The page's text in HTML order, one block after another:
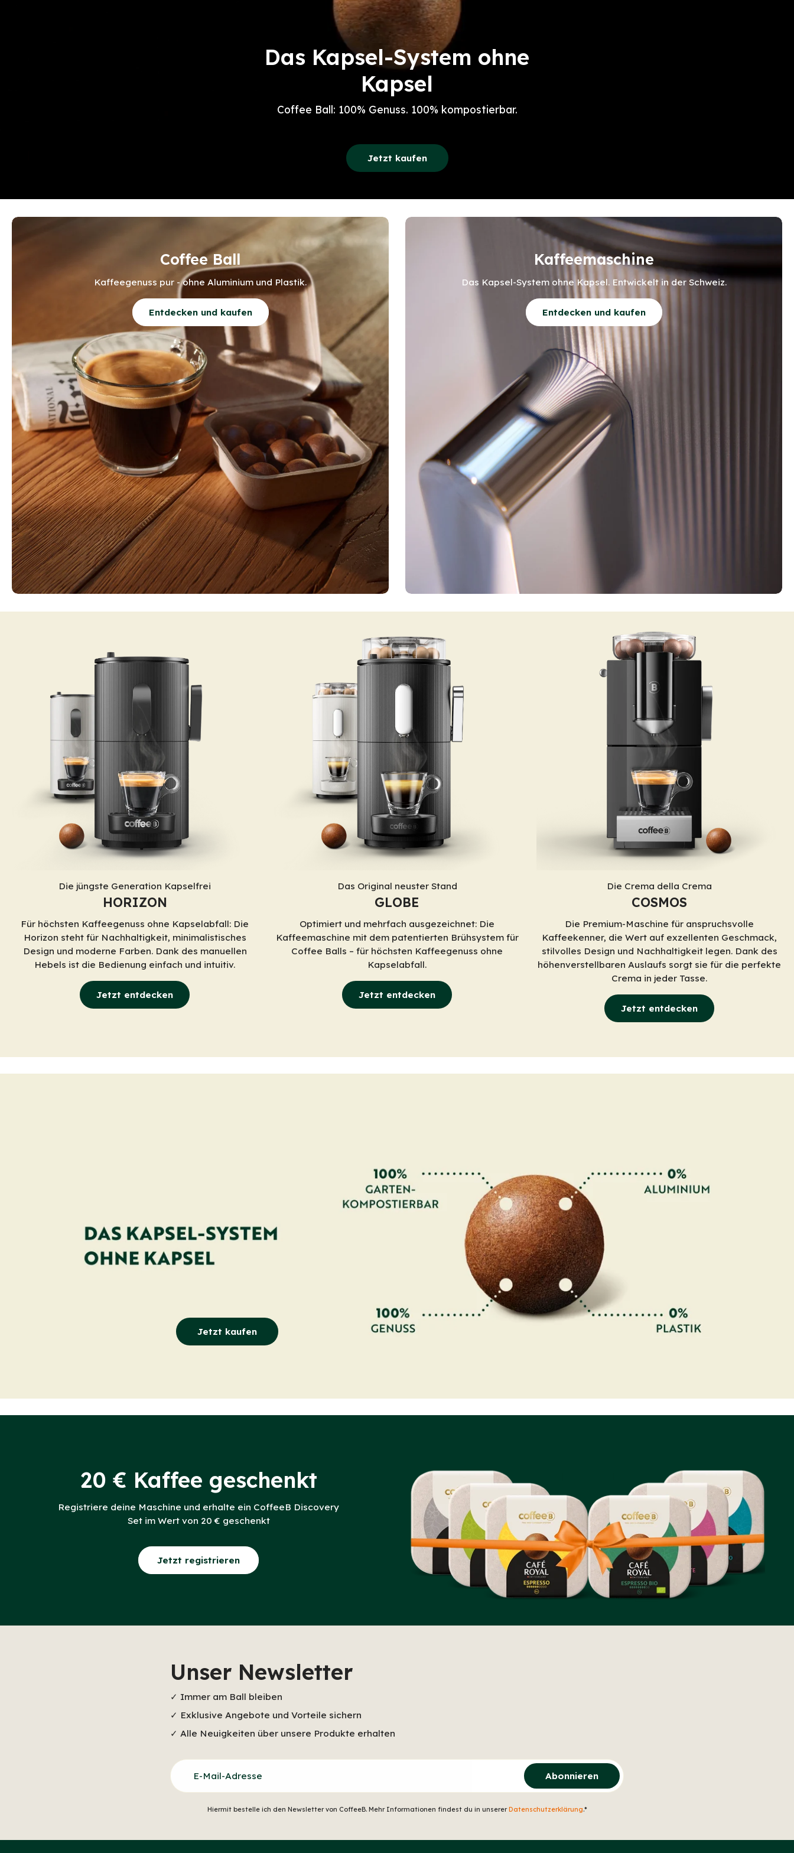
Das Kapsel-System ohne
Kapsel
Coffee Ball: 100% Genuss. 100% kompostierbar.
Jetzt kaufen
Coffee Ball
Kaffeegenuss pur - ohne Aluminium und Plastik.
Entdecken und kaufen
Kaffeemaschine
Das Kapsel-System ohne Kapsel. Entwickelt in der Schweiz.
Entdecken und kaufen
Die jüngste Generation Kapselfrei
HORIZON
Für höchsten Kaffeegenuss ohne Kapselabfall: Die
Horizon steht für Nachhaltigkeit, minimalistisches
Design und moderne Farben. Dank des manuellen
Hebels ist die Bedienung einfach und intuitiv.
Jetzt entdecken
Das Original neuster Stand
GLOBE
Optimiert und mehrfach ausgezeichnet: Die
Kaffeemaschine mit dem patentierten Brühsystem für
Coffee Balls – für höchsten Kaffeegenuss ohne
Kapselabfall.
Jetzt entdecken
Die Crema della Crema
COSMOS
Die Premium-Maschine für anspruchsvolle
Kaffeekenner, die Wert auf exzellenten Geschmack,
stilvolles Design und Nachhaltigkeit legen. Dank des
höhenverstellbaren Auslaufs sorgt sie für die perfekte
Crema in jeder Tasse.
Jetzt entdecken
Jetzt kaufen
20 € Kaffee geschenkt
Registriere deine Maschine und erhalte ein CoffeeB Discovery
Set im Wert von 20 € geschenkt
Jetzt registrieren
Unser Newsletter
✓ Immer am Ball bleiben
✓ Exklusive Angebote und Vorteile sichern
✓ Alle Neuigkeiten über unsere Produkte erhalten
E-Mail-Adresse Abonnieren
Hiermit bestelle ich den Newsletter von CoffeeB. Mehr Informationen findest du in unsererDatenschutzerklärung.*